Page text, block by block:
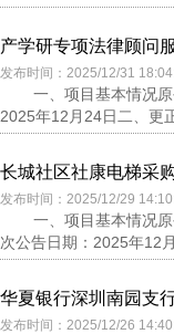
产学研专项法律顾问
发布时间：2025/12/31
一、项目基本情况
2025年12月24日二、更
长城社区社康电梯采
发布时间：2025/12/29
一、项目基本情况
次公告日期：2025年12
华夏银行深圳南园支
发布时间：2025/12/26